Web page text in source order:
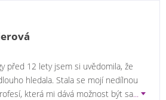
před 12 lety jsem si uvědomila, že
hledala. Stala se mojí nedílnou
která mi dává možnost být sa...